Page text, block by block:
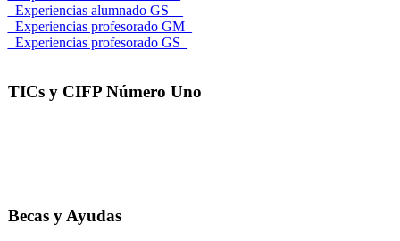
_Experiencias alumnado GS__
_Experiencias profesorado GM_
_Experiencias profesorado GS_
TICs y CIFP Número Uno
Becas y Ayudas